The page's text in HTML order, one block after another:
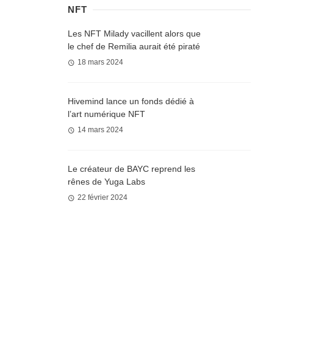
NFT
Les NFT Milady vacillent alors que
le chef de Remilia aurait été piraté
18 mars 2024
Hivemind lance un fonds dédié à
l’art numérique NFT
14 mars 2024
Le créateur de BAYC reprend les
rênes de Yuga Labs
22 février 2024